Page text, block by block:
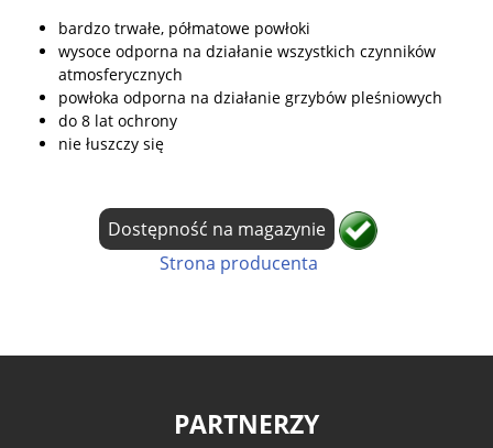
bardzo trwałe, półmatowe powłoki
wysoce odporna na działanie wszystkich czynników
atmosferycznych
powłoka odporna na działanie grzybów pleśniowych
do 8 lat ochrony
nie łuszczy się
Dostępność na magazynie
Strona producenta
PARTNERZY